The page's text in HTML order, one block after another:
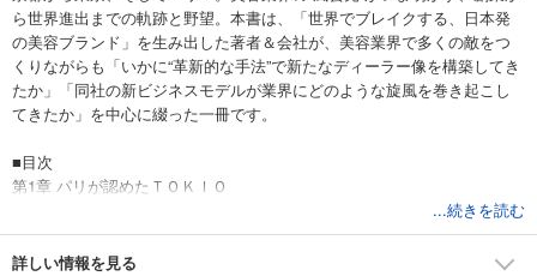
ら世界進出までの軌跡と野望。本書は、「世界でブレイクする、日本発
の美容ブランド」を生み出した著者＆会社が、美容業界で多くの敵をつ
くりながらも「いかに“革新的な手法”で新たなディーラー像を構築してき
たか」「同社の新ビジネスモデルが業界にどのような旋風を巻き起こし
てきたか」を中心に綴った一冊です。
■目次
第1章 パリが認めたＴＯＫＩＯ
第3章 東京進出ヒストリー
第4章 美容ディーラーからメーカーへ
...続きを読む
詳しい情報を見る